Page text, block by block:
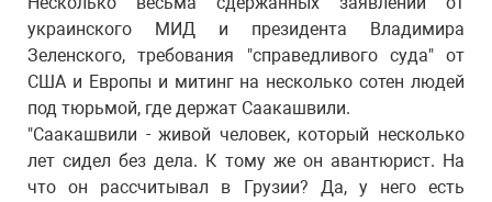
украинского МИД и президента Владимира
Зеленского, требования "справедливого суда" от
США и Европы и митинг на несколько сотен людей
под тюрьмой, где держат Саакашвили.
"Саакашвили - живой человек, который несколько
лет сидел без дела. К тому же он авантюрист. На
что он рассчитывал в Грузии? Да, у него есть